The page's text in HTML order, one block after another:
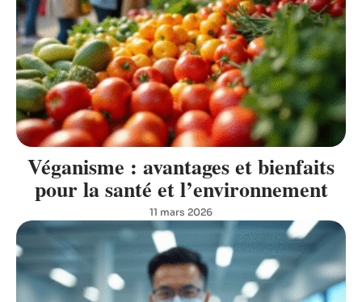
Véganisme : avantages et bienfaits
pour la santé et l’environnement
11 mars 2026